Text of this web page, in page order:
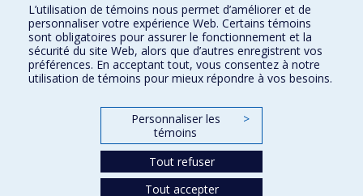
Directions
DPC
CPASS
L’utilisation de témoins nous permet d’améliorer et de
personnaliser votre expérience Web. Certains témoins
sont obligatoires pour assurer le fonctionnement et la
sécurité du site Web, alors que d’autres enregistrent vos
préférences. En acceptant tout, vous consentez à notre
utilisation de témoins pour mieux répondre à vos besoins.
Personnaliser les
témoins
>
Tout refuser
Tout accepter